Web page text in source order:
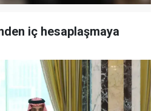
iç hesaplaşmaya